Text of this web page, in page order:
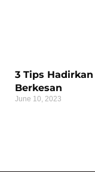
3 Tips
Berkesan
June 10, 2023